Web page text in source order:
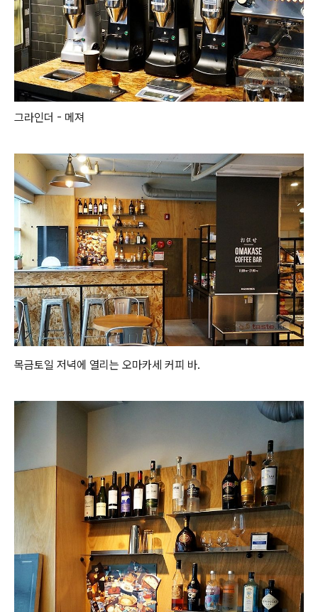
그라인더 - 메져
목금토일 저녁에 열리는 오마카세 커피 바.